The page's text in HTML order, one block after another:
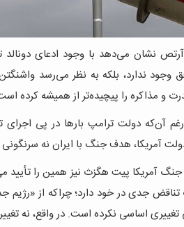
نشان می‌دهد با وجود ادعای
وجود ندارد، بلکه به نظر می‌رسد
و مذاکره را پیچیده‌تر از همیشه کرده
آن‌که دولت ترامپ بارها در پی
آمریکا، هدف جنگ با ایران نه
آمریکا پیت هگزث نیز همین را تأیید
جدی در خود دارد؛ چراکه از
اساسی نکرده است. در واقع، نه